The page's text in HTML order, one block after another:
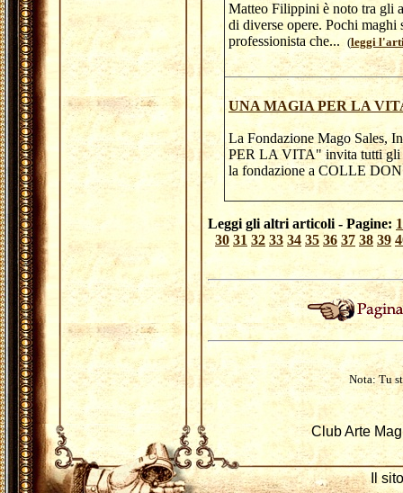
Matteo Filippini è noto tra gli
di diverse opere. Pochi
professionista che... (leggi
UNA MAGIA PER LA
La Fondazione Mago Sales,
PER LA VITA" invita tutti gli
la fondazione a COLLE
Leggi gli altri articoli - Pagine: 1
30 31 32 33 34 35 36 37 38 39
Nota: Tu
Club Arte
Il